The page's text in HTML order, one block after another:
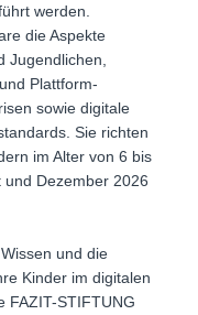
werden.
die Aspekte
Jugendlichen,
Plattform-
sowie digitale
Sie richten
im Alter von 6 bis
und Dezember 2026
und die
Kinder im digitalen
FAZIT-STIFTUNG